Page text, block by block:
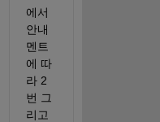
에서
안내
멘트
에 따
라 2
번 그
리고